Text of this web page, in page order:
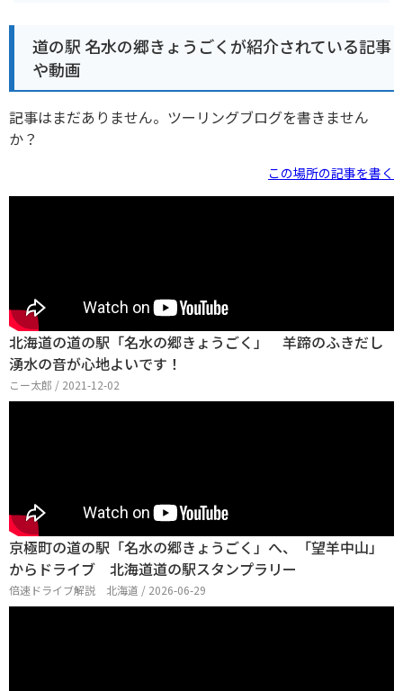
道の駅 名水の郷きょうごくが紹介されている記事
や動画
記事はまだありません。ツーリングブログを書きません
か？
この場所の記事を書く
北海道の道の駅「名水の郷きょうごく」 羊蹄のふきだし
湧水の音が心地よいです！
こー太郎 / 2021-12-02
京極町の道の駅「名水の郷きょうごく」へ、「望羊中山」
からドライブ 北海道道の駅スタンプラリー
倍速ドライブ解説 北海道 / 2026-06-29